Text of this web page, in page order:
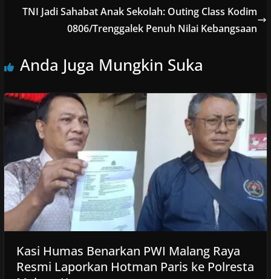
TNI Jadi Sahabat Anak Sekolah: Outing Class Kodim
0806/Trenggalek Penuh Nilai Kebangsaan
Anda Juga Mungkin Suka
Kasi Humas Benarkan PWI Malang Raya
Resmi Laporkan Hotman Paris ke Polresta